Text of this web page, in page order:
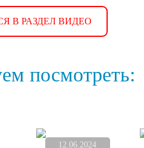
В РАЗДЕЛ ВИДЕО
посмотреть:
12.06.2024